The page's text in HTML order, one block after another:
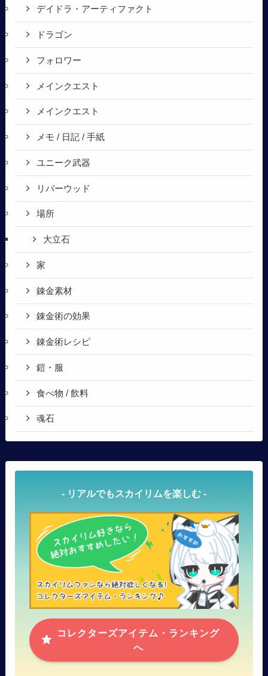
デイドラ・アーティファクト
ドラゴン
フォロワー
メインクエスト
メインクエスト
メモ / 日記 / 手紙
ユニーク武器
リバーウッド
場所
大立石
家
錬金素材
錬金術の効果
錬金術レシピ
鎧・服
食べ物 / 飲料
魂石
- リアルでもスカイリムを楽しむ -
コレクターズアイテム・ランキング
へ